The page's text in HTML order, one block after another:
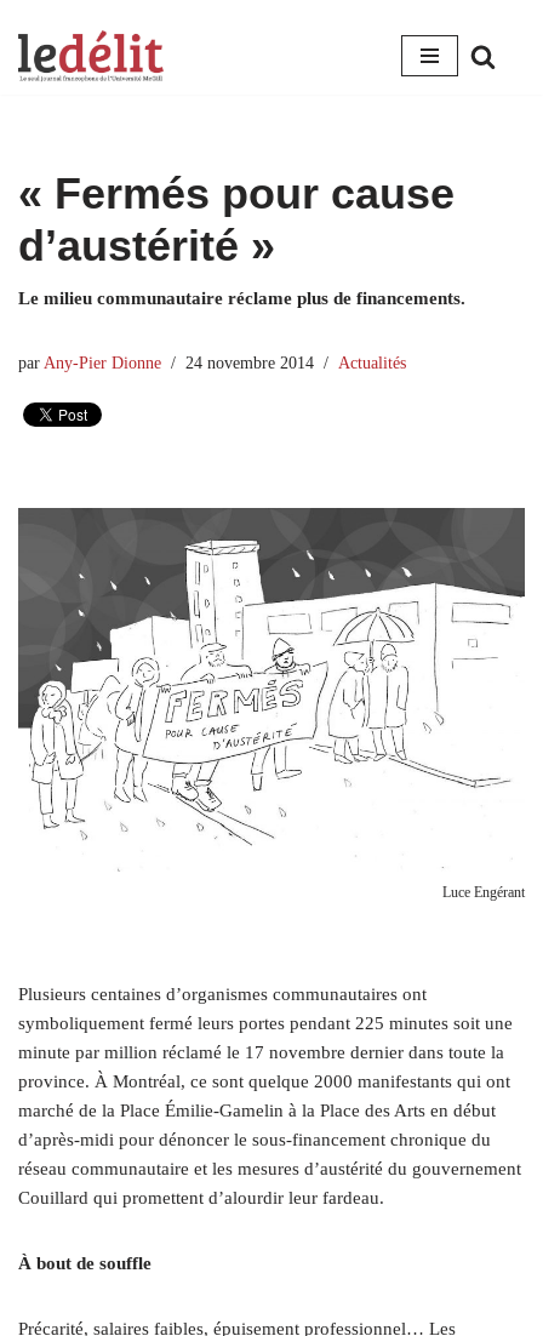
Aller
« Fermés pour cause
d’austérité »
Le milieu communautaire réclame plus de financements.
par Any-Pier Dionne 24 novembre 2014 Actualités
Luce Engérant
Plusieurs centaines d’organismes communautaires ont
symboliquement fermé leurs portes pendant 225 minutes soit une
minute par million réclamé le 17 novembre dernier dans toute la
province. À Montréal, ce sont quelque 2000 manifestants qui ont
marché de la Place Émilie-Gamelin à la Place des Arts en début
d’après-midi pour dénoncer le sous-financement chronique du
réseau communautaire et les mesures d’austérité du gouvernement
Couillard qui promettent d’alourdir leur fardeau.
À bout de souffle
Précarité, salaires faibles, épuisement professionnel… Les